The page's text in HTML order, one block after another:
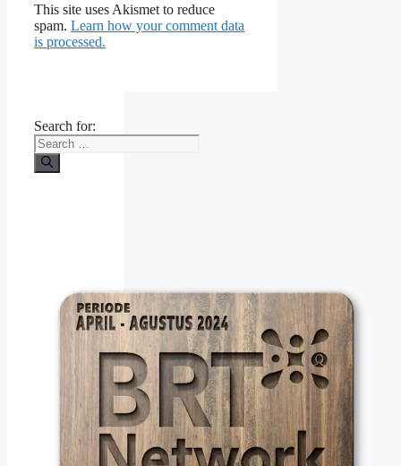
This site uses Akismet to reduce
spam. Learn how your comment data
is processed.
Search for: